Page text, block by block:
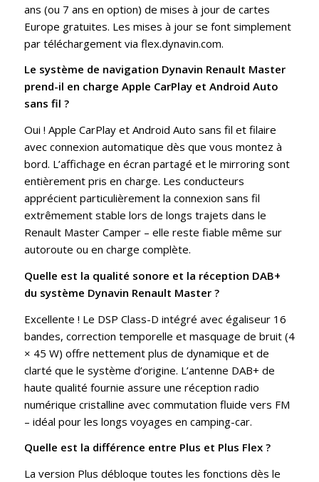
ans (ou 7 ans en option) de mises à jour de cartes
Europe gratuites. Les mises à jour se font simplement
par téléchargement via flex.dynavin.com.
Le système de navigation Dynavin Renault Master
prend-il en charge Apple CarPlay et Android Auto
sans fil ?
Oui ! Apple CarPlay et Android Auto sans fil et filaire
avec connexion automatique dès que vous montez à
bord. L’affichage en écran partagé et le mirroring sont
entièrement pris en charge. Les conducteurs
apprécient particulièrement la connexion sans fil
extrêmement stable lors de longs trajets dans le
Renault Master Camper – elle reste fiable même sur
autoroute ou en charge complète.
Quelle est la qualité sonore et la réception DAB+
du système Dynavin Renault Master ?
Excellente ! Le DSP Class-D intégré avec égaliseur 16
bandes, correction temporelle et masquage de bruit (4
× 45 W) offre nettement plus de dynamique et de
clarté que le système d’origine. L’antenne DAB+ de
haute qualité fournie assure une réception radio
numérique cristalline avec commutation fluide vers FM
– idéal pour les longs voyages en camping-car.
Quelle est la différence entre Plus et Plus Flex ?
La version Plus débloque toutes les fonctions dès le